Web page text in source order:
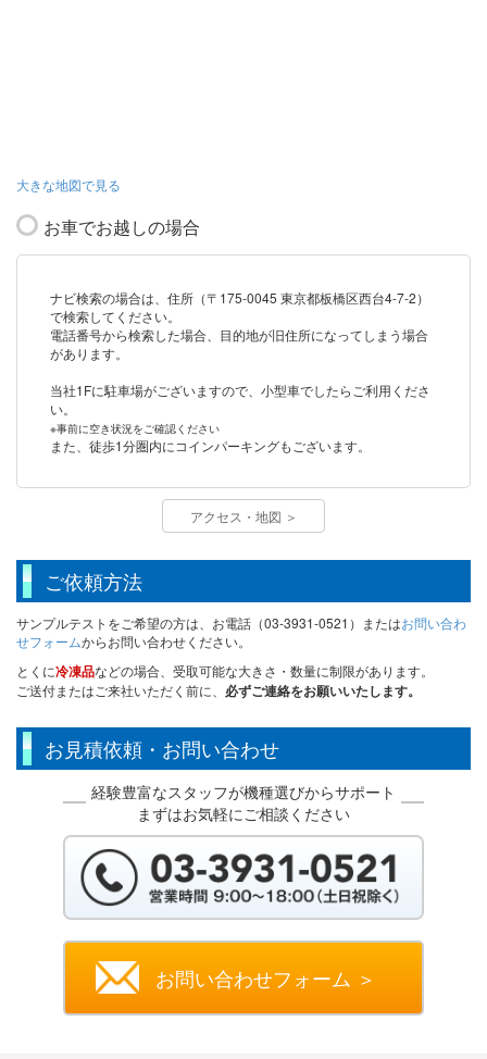
大きな地図で見る
お車でお越しの場合
ナビ検索の場合は、住所（〒175-0045 東京都板橋区西台4-7-2）
で検索してください。
電話番号から検索した場合、目的地が旧住所になってしまう場合
があります。
当社1Fに駐車場がございますので、小型車でしたらご利用くださ
い。
※事前に空き状況をご確認ください
また、徒歩1分圏内にコインパーキングもございます。
アクセス・地図 ＞
ご依頼方法
サンプルテストをご希望の方は、お電話（03-3931-0521）またはお問い合わ
せフォームからお問い合わせください。
とくに冷凍品などの場合、受取可能な大きさ・数量に制限があります。
ご送付またはご来社いただく前に、 必ずご連絡をお願いいたします。
お見積依頼・お問い合わせ
経験豊富なスタッフが機種選びからサポート
まずはお気軽にご相談ください
お問い合わせフォーム ＞